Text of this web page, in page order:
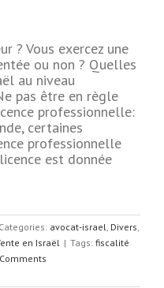
? Vous exercez une
ou non ? Quelles
au niveau
pas être en règle
professionnelle:
certaines
professionnelle
est donnée
Categories: avocat-israel, Divers,
en Israël | Tags: fiscalité